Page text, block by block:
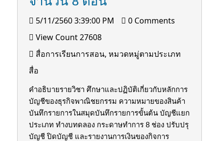
5/11/2560 3:39:00 PM
0 Comments
View Count 27608
สื่อการเรียนการสอน, หมวดหมู่ตามประเภท
สื่อ
คำอธิบายรายวิชา ศึกษาและปฏิบัติเกี่ยวกับหลักการ
บัญชีของธุรกิจพาณิชยกรรม ความหมายของสินค้า
บันทึกรายการในสมุดบันทึกรายการขั้นต้น บัญชีแยก
ประเภท ทํางบทดลอง กระดาษทําการ 8 ช่อง ปรับปรุ
บัญชี ปิดบัญชี และรายงานการเงินของกิจการ